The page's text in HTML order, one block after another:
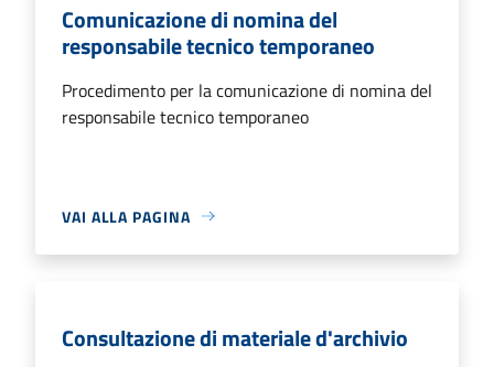
Comunicazione di nomina del
responsabile tecnico temporaneo
Procedimento per la comunicazione di nomina del
responsabile tecnico temporaneo
VAI ALLA PAGINA
Consultazione di materiale d'archivio